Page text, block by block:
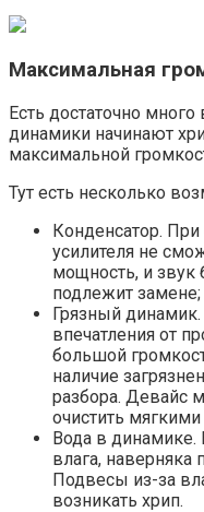
Максимальная
Есть достаточно
динамики начинают
максимальной
Тут есть несколько
Конденсатор.
усилителя не
мощность, и звук
подлежит замене;
Грязный динамик.
впечатления от
большой
наличие
разбора. Девайс
очистить
Вода в динамике.
влага, наверняка
Подвесы из-за
возникать хрип.